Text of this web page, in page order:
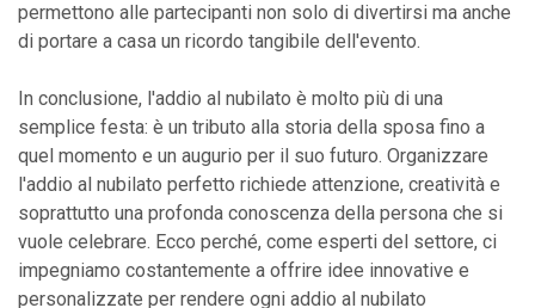
permettono alle partecipanti non solo di divertirsi ma anche
di portare a casa un ricordo tangibile dell'evento.
In conclusione, l'addio al nubilato è molto più di una
semplice festa: è un tributo alla storia della sposa fino a
quel momento e un augurio per il suo futuro. Organizzare
l'addio al nubilato perfetto richiede attenzione, creatività e
soprattutto una profonda conoscenza della persona che si
vuole celebrare. Ecco perché, come esperti del settore, ci
impegniamo costantemente a offrire idee innovative e
personalizzate per rendere ogni addio al nubilato